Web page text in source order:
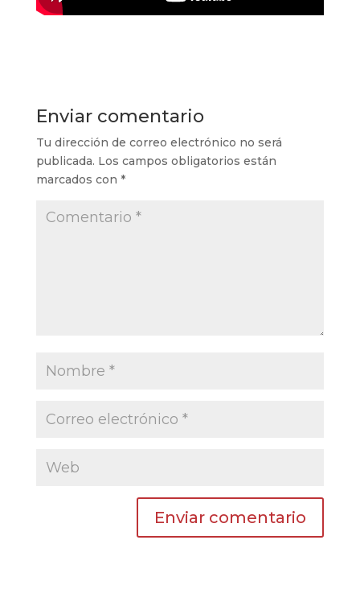
Enviar comentario
Tu dirección de correo electrónico no será
publicada. Los campos obligatorios están
marcados con *